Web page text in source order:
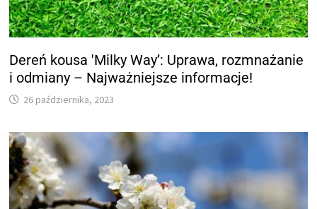
Dereń kousa 'Milky Way’: Uprawa, rozmnażanie
i odmiany – Najważniejsze informacje!
26 października, 2023